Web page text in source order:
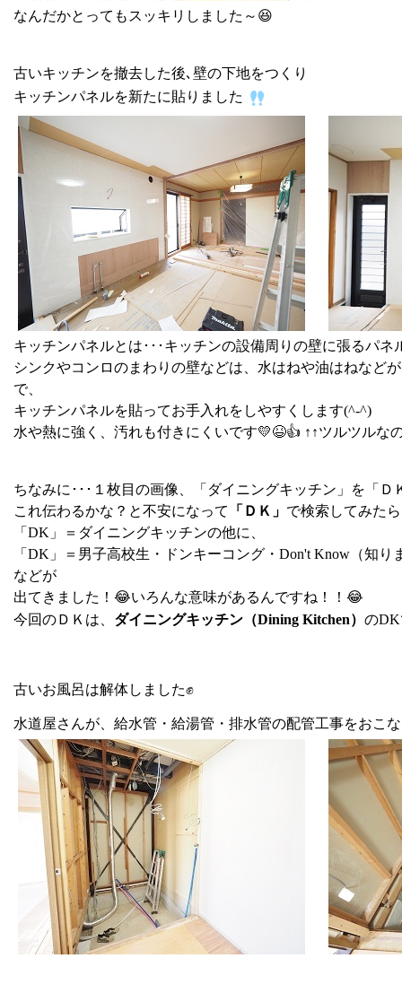
なんだかとってもスッキリしました～😆
古いキッチンを撤去した後､壁の下地をつくり
キッチンパネルを新たに貼りました
キッチンパネルとは･･･キッチンの設備周りの壁に張るパ
シンクやコンロのまわりの壁などは、水はねや油はねなど
で、
キッチンパネルを貼ってお手入れをしやすくします(^-^)
水や熱に強く、汚れも付きにくいです💛😆👍 ↑↑ツルツルな
ちなみに･･･１枚目の画像、「ダイニングキッチン」を「Ｄ
これ伝わるかな？と不安になって
「ＤＫ」 で検索してみた
「DK」＝ダイニングキッチンの他に、
「DK」＝男子高校生・ドンキーコング・Don't Know（知
などが
出てきました！😂いろんな意味があるんですね！！😂
今回のＤＫは、 ダイニングキッチン（Dining Kitchen） の
古いお風呂は解体しました✊
水道屋さんが、給水管・給湯管・排水管の配管工事をおこ